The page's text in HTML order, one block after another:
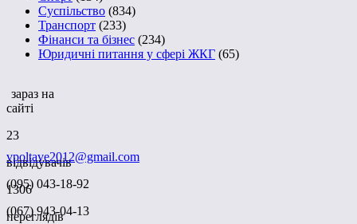
Суспільство (834)
Транспорт (233)
Фінанси та бізнес (234)
Юридичні питання у сфері ЖКГ (65)
зараз на
сайті
23
відвідувачів
1306
переглядів
vpoltave2012@gmail.com
(095) 043-18-92
(067) 943-04-13